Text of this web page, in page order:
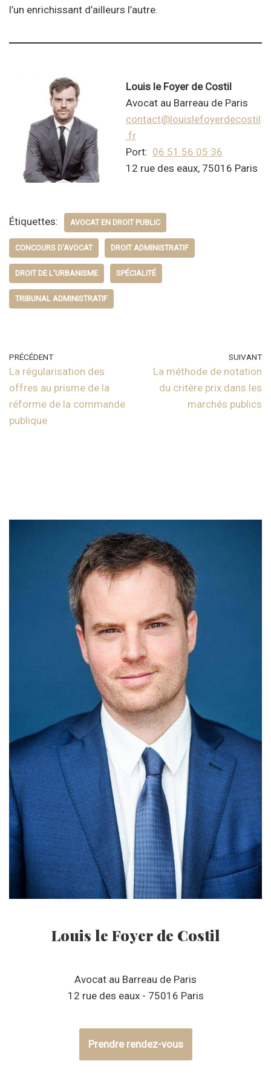
l’un enrichissant d’ailleurs l’autre.
Louis le Foyer de Costil
Avocat au Barreau de Paris
contact@louislefoyerdecostil
.fr
Port: 06 51 56 05 36
12 rue des eaux, 75016 Paris
Étiquettes: AVOCAT EN DROIT PUBLIC
CONCOURS D'AVOCAT DROIT ADMINISTRATIF
DROIT DE L'URBANISME SPÉCIALITÉ
TRIBUNAL ADMINISTRATIF
PRÉCÉDENT
La régularisation des
offres au prisme de la
réforme de la commande
publique
SUIVANT
La méthode de notation
du critère prix dans les
marchés publics
Louis le Foyer de Costil
Avocat au Barreau de Paris
12 rue des eaux - 75016 Paris
Prendre rendez-vous